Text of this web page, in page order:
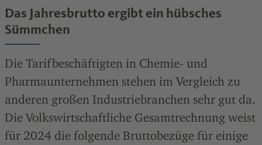
Das Jahresbrutto ergibt ein hübsches
Sümmchen
Die Tarifbeschäftigten in Chemie- und
Pharmaunternehmen stehen im Vergleich zu
anderen großen Industriebranchen sehr gut da.
Die Volkswirtschaftliche Gesamtrechnung weist
für 2024 die folgende Bruttobezüge für einige